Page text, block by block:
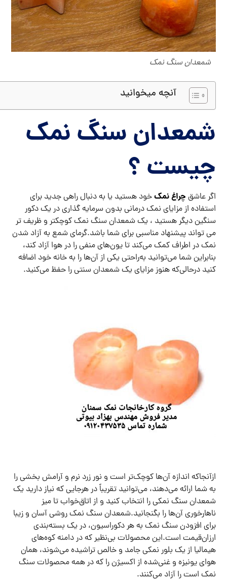
شمعدان سنگ نمک
آنچه میخوانید
شمعدان سنگ نمک
چیست ؟
اگر عاشق چراغ نمکخود هستید یا به دنبال راهی جدید برای
استفاده از مزایای نمک درمانی بدون سرمایه گذاری در یک دکور
سنگین دیگر هستید ، یک شمعدان سنگ نمک کوچکتر و ظریف تر
می تواند پیشنهاد مناسبی برای شما باشد.گرمای شمع به آزاد شدن
نمک در اطراف کمک می‌کند تا یون‌های منفی را در هوا آزاد کند،
بنابراین شما می‌توانید به‌راحتی یکی از آن‌ها را به خانه خود اضافه
کنید درحالی‌که هنوز مزایای یک شمعدان سنتی را حفظ می‌کنید.
ازآنجاکه اندازه آن‌ها کوچک‌تر است و نور زرد نرم و آرامش بخشی را
به شما ارائه می‌دهند، می‌توانید تقریباً در هرجایی که نیاز دارید یک
شمعدان سنگ نمکی را انتخاب کنید و از اتاق‌خواب تا میز
ناهارخوری آن‌ها را بگنجانید.شمعدان سنگ نمک روشی آسان و زیبا
برای افزودن سنگ نمک به هر دکوراسیون، در یک بسته‌بندی
ارزان‌قیمت است.این محصولات بی‌نظیر که در دامنه کوه‌های
هیمالیا از یک بلور نمکی جامد و خالص تراشیده می‌شوند، همان
هوای یونیزه و غنی‌شده از اکسیژن را که در همه محصولات سنگ
نمک است را آزاد می‌کنند.